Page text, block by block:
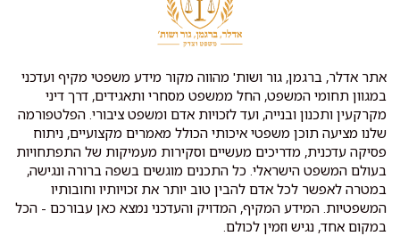
אתר אדלר, ברגמן, גור ושות' מהווה מקור מידע משפטי מקיף ועדכני
במגוון תחומי המשפט, החל ממשפט מסחרי ותאגידים, דרך דיני
מקרקעין ותכנון ובנייה, ועד לזכויות אדם ומשפט ציבורי. הפלטפורמה
שלנו מציעה תוכן משפטי איכותי הכולל מאמרים מקצועיים, ניתוח
פסיקה עדכנית, מדריכים מעשיים וסקירות מעמיקות של התפתחויות
בעולם המשפט הישראלי. כל התכנים מוגשים בשפה ברורה ונגישה,
במטרה לאפשר לכל אדם להבין טוב יותר את זכויותיו וחובותיו
המשפטיות. המידע המקיף, המדויק והעדכני נמצא כאן עבורכם - הכל
במקום אחד, נגיש וזמין לכולם.